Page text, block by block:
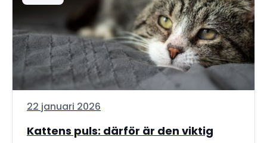
22 januari 2026
Kattens puls: därför är den viktig